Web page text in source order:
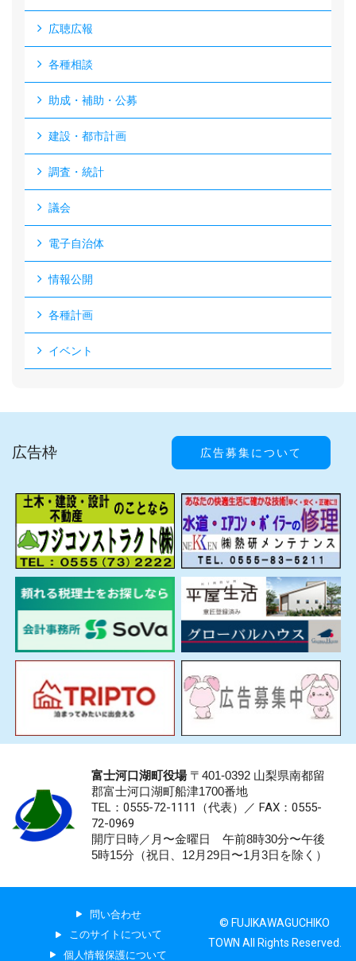
広聴広報
各種相談
助成・補助・公募
建設・都市計画
調査・統計
議会
電子自治体
情報公開
各種計画
イベント
広告枠 広告募集について
富士河口湖町役場〒401-0392 山梨県南都留
郡富士河口湖町船津1700番地
TEL：0555-72-1111 （代表）／ FAX：0555-
72-0969
開庁日時／月〜金曜日 午前8時30分〜午後
5時15分（祝日、12月29日〜1月3日を除く）
問い合わせ
このサイトについて
個人情報保護について
© FUJIKAWAGUCHIKO
TOWN All Rights Reserved.